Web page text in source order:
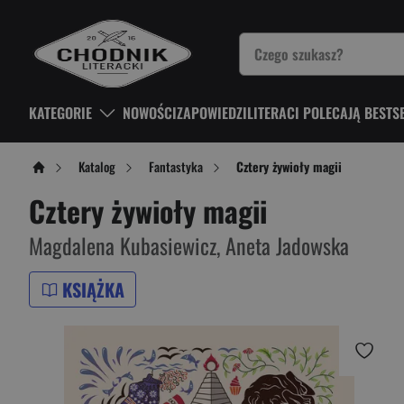
KATEGORIE NOWOŚCIZAPOWIEDZILITERACI POLECAJĄ
Katalog Fantastyka Cztery żywioły magii
Cztery żywioły magii
Magdalena Kubasiewicz,Aneta Jadowska
KSIĄŻKA